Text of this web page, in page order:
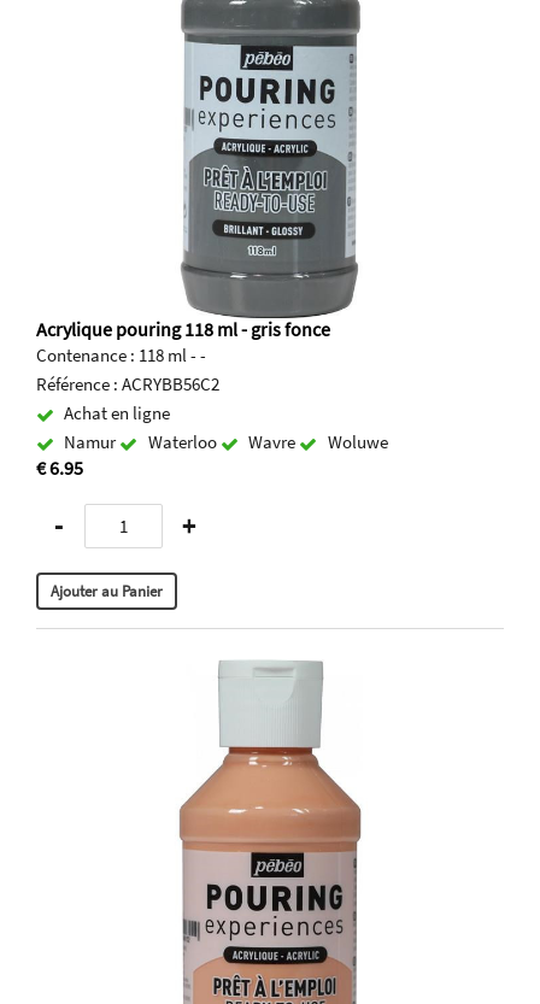
Acrylique pouring 118 ml - gris fonce
Contenance : 118 ml - -
Référence : ACRYBB56C2
Achat en ligne
Namur
Waterloo Wavre Woluwe
€ 6.95
- +